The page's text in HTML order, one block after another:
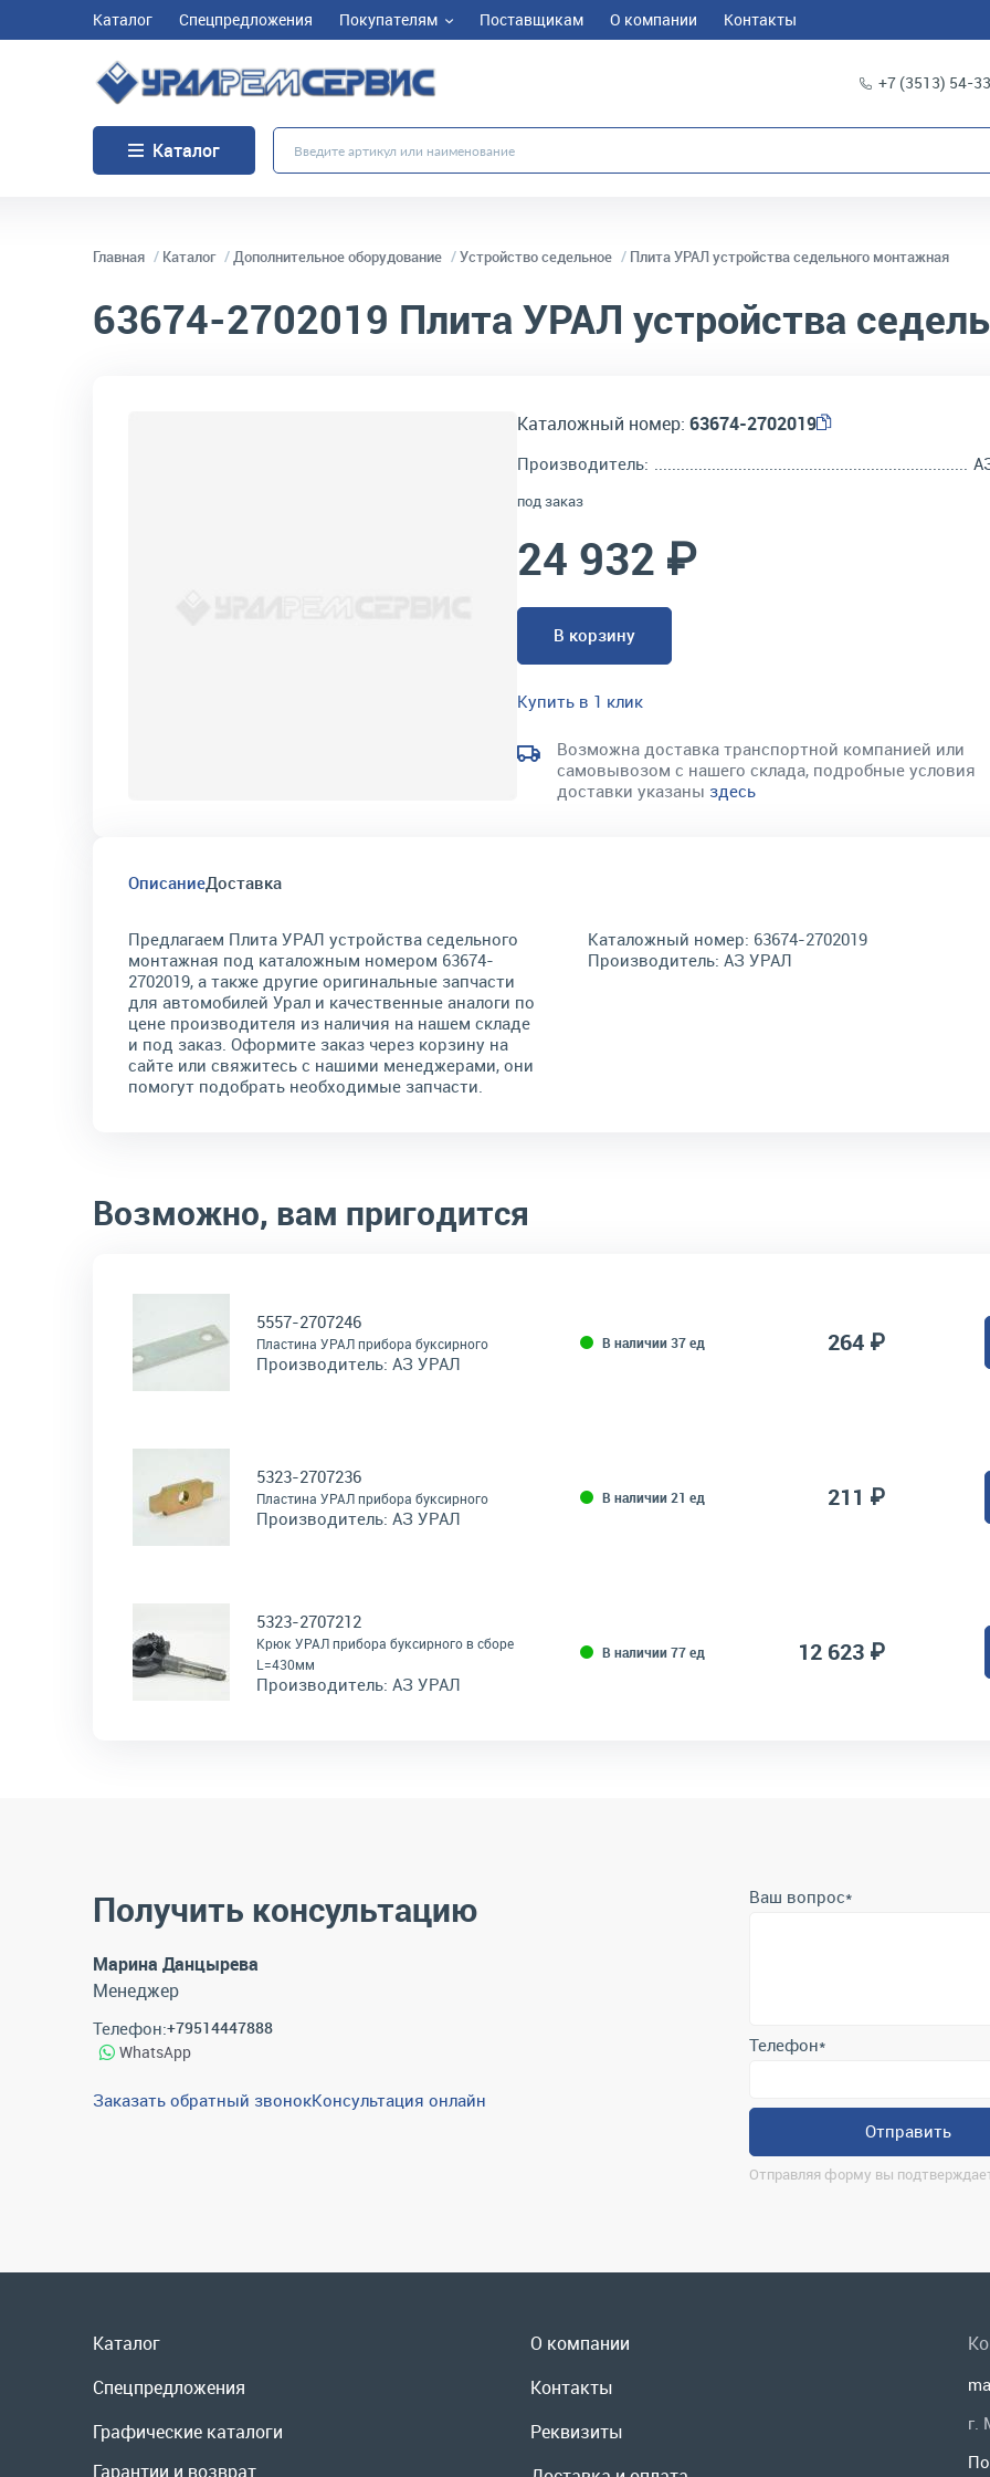
Каталог Спецпредложения Покупателям Поставщикам О компании Контакты
+7 (3513) 54-
Каталог
Главная Каталог Дополнительное оборудование Устройство седельное Плита УРАЛ устройства седельного монтажная
63674-2702019 Плита УРАЛ устройства
Каталожный номер: 63674-2702019
Производитель:
под заказ
24 932 ₽
В корзину
Купить в 1 клик
Возможна доставка транспортной компанией или
самовывозом с нашего склада, подробные условия
доставки указаны здесь
ОписаниеДоставка
Предлагаем Плита УРАЛ устройства седельного
монтажная под каталожным номером 63674-
2702019, а также другие оригинальные запчасти
для автомобилей Урал и качественные аналоги по
цене производителя из наличия на нашем складе
и под заказ. Оформите заказ через корзину на
сайте или свяжитесь с нашими менеджерами, они
помогут подобрать необходимые запчасти.
Каталожный номер: 63674-2702019
Производитель: АЗ УРАЛ
Возможно, вам пригодится
5557-2707246
Пластина УРАЛ прибора буксирного
Производитель: АЗ УРАЛ
В наличии 37 ед 264 ₽
5323-2707236
Пластина УРАЛ прибора буксирного
Производитель: АЗ УРАЛ
В наличии 21 ед 211 ₽
5323-2707212
Крюк УРАЛ прибора буксирного в сборе
L=430мм
Производитель: АЗ УРАЛ
В наличии 77 ед 12 623 ₽
Получить консультацию
Марина Данцырева
Менеджер
Телефон:+79514447888
WhatsApp
Заказать обратный звонокКонсультация онлайн
Ваш вопрос*
Каталог
Гарантии и возврат
Скидки
О компании
г.